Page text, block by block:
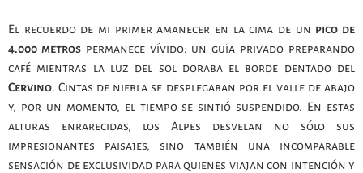
El recuerdo de mi primer amanecer en la cima de un pico de
4.000 metrospermanece vívido: un guía privado preparando
café mientras la luz del sol doraba el borde dentado del
Cervino. Cintas de niebla se desplegaban por el valle de abajo
y, por un momento, el tiempo se sintió suspendido. En estas
alturas enrarecidas, los Alpes desvelan no sólo sus
impresionantes paisajes, sino también una incomparable
sensación de exclusividad para quienes viajan con intención y